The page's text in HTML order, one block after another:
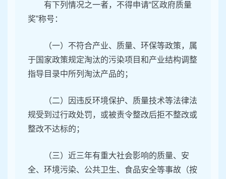
有下列情况之一者，不得申请“区政府质量
奖”称号：
（一）不符合产业、质量、环保等政策，属
于国家政策规定淘汰的污染项目和产业结构调整
指导目录中所列淘汰产品的；
（二）因违反环境保护、质量技术等法律法
规受到过行政处罚，或被责令整改后拒不整改或
整改不达标的；
（三）近三年有重大社会影响的质量、安
全、环境污染、公共卫生、食品安全等事故（按